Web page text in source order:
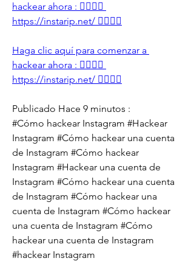
hackear ahora : 👉🏻👉🏻
https://instarip.net/ 👈🏻👈🏻
Haga clic aquí para comenzar a
hackear ahora : 👉🏻👉🏻
https://instarip.net/ 👈🏻👈🏻
Publicado Hace 9 minutos :
#Cómo hackear Instagram #Hackear
Instagram #Cómo hackear una cuenta
de Instagram #Cómo hackear
Instagram #Hackear una cuenta de
Instagram #Cómo hackear una cuenta
de Instagram #Cómo hackear una
cuenta de Instagram #Cómo hackear
una cuenta de Instagram #Cómo
hackear una cuenta de Instagram
#hackear Instagram